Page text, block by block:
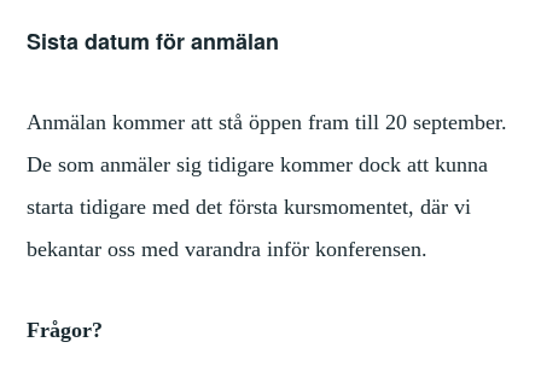
Sista datum för anmälan
Anmälan kommer att stå öppen fram till 20 september.
De som anmäler sig tidigare kommer dock att kunna
starta tidigare med det första kursmomentet, där vi
bekantar oss med varandra inför konferensen.
Frågor?